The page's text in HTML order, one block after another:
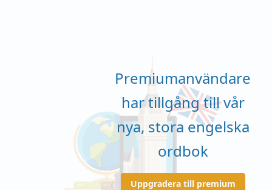
Premiumanvändare
har tillgång till vår
nya, stora engelska
ordbok
Uppgradera till premium